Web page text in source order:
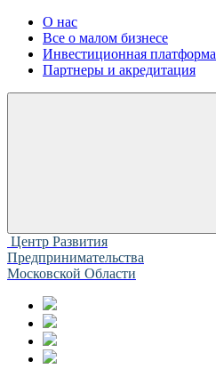
О нас
Все о малом бизнесе
Инвестиционная платформа
Партнеры и акредитация
Центр Развития
Предпринимательства
Московской Области